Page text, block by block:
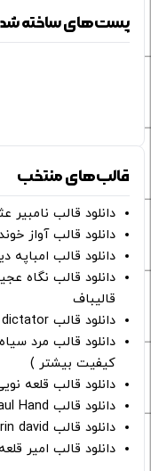
پست‌های ساخته شده
قالب‌های منتخب
دانلود قالب نامبیر
دانلود قالب آواز
دانلود قالب امباپه
دانلود قالب نگاه
قالیباف
دانلود قالب kylian dictator
کیفیت بیشتر )
دانلود قالب قلعه
دانلود قالب Oh Kevin De Bruyne - Paul Hand
دانلود قالب Gut Genug - kitschrieg ft. Shirin david
دانلود قالب امیر